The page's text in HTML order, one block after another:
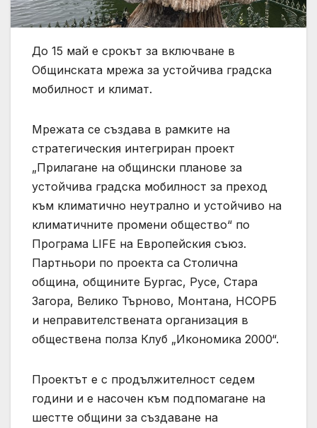
До 15 май е срокът за включване в
Общинската мрежа за устойчива градска
мобилност и климат.
Мрежата се създава в рамките на
стратегическия интегриран проект
„Прилагане на общински планове за
устойчива градска мобилност за преход
към климатично неутрално и устойчиво на
климатичните промени общество“ по
Програма LIFE на Европейския съюз.
Партньори по проекта са Столична
община, общините Бургас, Русе, Стара
Загора, Велико Търново, Монтана, НСОРБ
и неправителствената организация в
обществена полза Клуб „Икономика 2000“.
Проектът е с продължителност седем
години и е насочен към подпомагане на
шестте общини за създаване на